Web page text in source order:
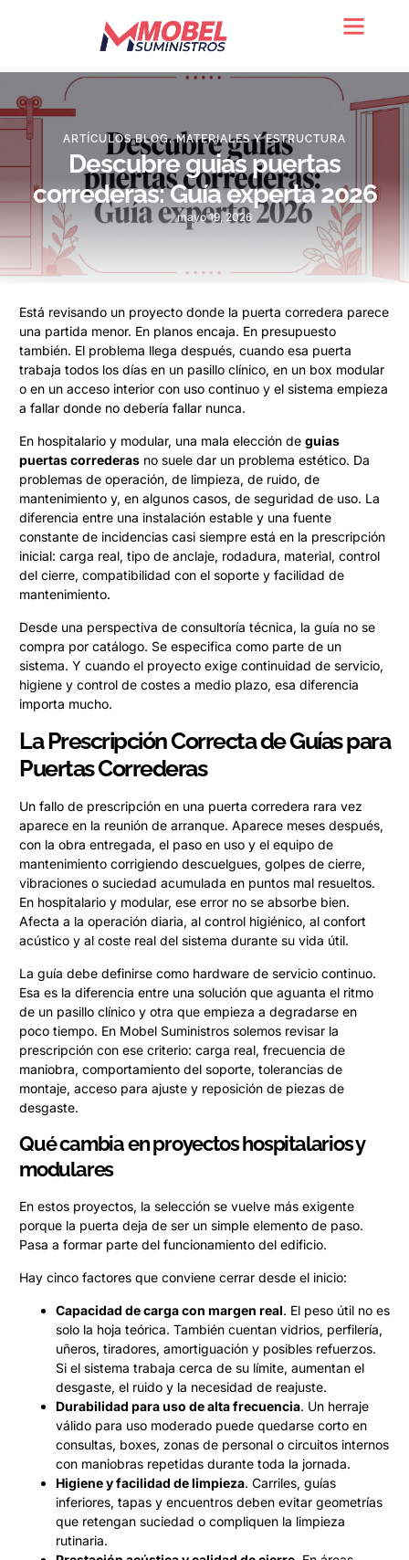
ARTÍCULOS BLOG,MATERIALES Y ESTRUCTURA
Descubre guias puertas
correderas: Guía experta 2026
mayo 19, 2026
Está revisando un proyecto donde la puerta corredera parece
una partida menor. En planos encaja. En presupuesto
también. El problema llega después, cuando esa puerta
trabaja todos los días en un pasillo clínico, en un box modular
o en un acceso interior con uso continuo y el sistema empieza
a fallar donde no debería fallar nunca.
En hospitalario y modular, una mala elección de guias
puertas correderas no suele dar un problema estético. Da
problemas de operación, de limpieza, de ruido, de
mantenimiento y, en algunos casos, de seguridad de uso. La
diferencia entre una instalación estable y una fuente
constante de incidencias casi siempre está en la prescripción
inicial: carga real, tipo de anclaje, rodadura, material, control
del cierre, compatibilidad con el soporte y facilidad de
mantenimiento.
Desde una perspectiva de consultoría técnica, la guía no se
compra por catálogo. Se especifica como parte de un
sistema. Y cuando el proyecto exige continuidad de servicio,
higiene y control de costes a medio plazo, esa diferencia
importa mucho.
La Prescripción Correcta de Guías para
Puertas Correderas
Un fallo de prescripción en una puerta corredera rara vez
aparece en la reunión de arranque. Aparece meses después,
con la obra entregada, el paso en uso y el equipo de
mantenimiento corrigiendo descuelgues, golpes de cierre,
vibraciones o suciedad acumulada en puntos mal resueltos.
En hospitalario y modular, ese error no se absorbe bien.
Afecta a la operación diaria, al control higiénico, al confort
acústico y al coste real del sistema durante su vida útil.
La guía debe definirse como hardware de servicio continuo.
Esa es la diferencia entre una solución que aguanta el ritmo
de un pasillo clínico y otra que empieza a degradarse en
poco tiempo. En Mobel Suministros solemos revisar la
prescripción con ese criterio: carga real, frecuencia de
maniobra, comportamiento del soporte, tolerancias de
montaje, acceso para ajuste y reposición de piezas de
desgaste.
Qué cambia en proyectos hospitalarios y
modulares
En estos proyectos, la selección se vuelve más exigente
porque la puerta deja de ser un simple elemento de paso.
Pasa a formar parte del funcionamiento del edificio.
Hay cinco factores que conviene cerrar desde el inicio:
Capacidad de carga con margen real. El peso útil no es
solo la hoja teórica. También cuentan vidrios, perfilería,
uñeros, tiradores, amortiguación y posibles refuerzos.
Si el sistema trabaja cerca de su límite, aumentan el
desgaste, el ruido y la necesidad de reajuste.
Durabilidad para uso de alta frecuencia. Un herraje
válido para uso moderado puede quedarse corto en
consultas, boxes, zonas de personal o circuitos internos
con maniobras repetidas durante toda la jornada.
Higiene y facilidad de limpieza. Carriles, guías
inferiores, tapas y encuentros deben evitar geometrías
que retengan suciedad o compliquen la limpieza
rutinaria.